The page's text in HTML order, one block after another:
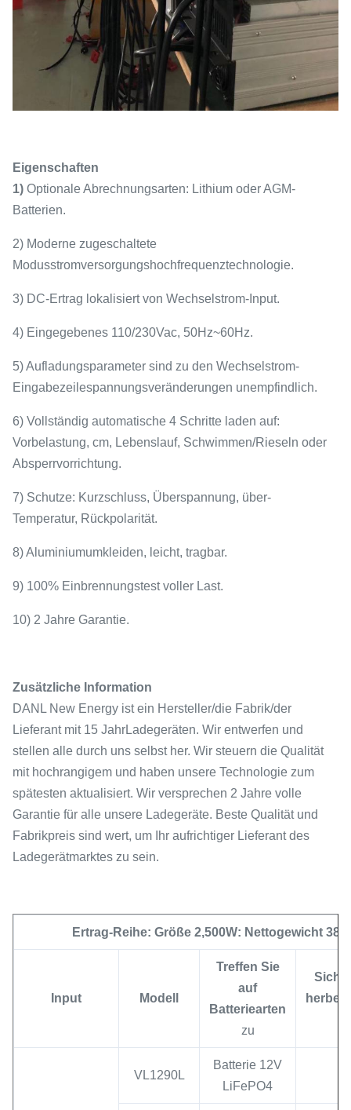
Eigenschaften
1) Optionale Abrechnungsarten: Lithium oder AGM-
Batterien.
2) Moderne zugeschaltete
Modusstromversorgungshochfrequenztechnologie.
3) DC-Ertrag lokalisiert von Wechselstrom-Input.
4) Eingegebenes 110/230Vac, 50Hz~60Hz.
5) Aufladungsparameter sind zu den Wechselstrom-
Eingabezeilespannungsveränderungen unempfindlich.
6) Vollständig automatische 4 Schritte laden auf:
Vorbelastung, cm, Lebenslauf, Schwimmen/Rieseln oder
Absperrvorrichtung.
7) Schutze: Kurzschluss, Überspannung, über-
Temperatur, Rückpolarität.
8) Aluminiumumkleiden, leicht, tragbar.
9) 100% Einbrennungstest voller Last.
10) 2 Jahre Garantie.
Zusätzliche Information
DANL New Energy ist ein Hersteller/die Fabrik/der
Lieferant mit 15 JahrLadegeräten. Wir entwerfen und
stellen alle durch uns selbst her. Wir steuern die Qualität
mit hochrangigem und haben unsere Technologie zum
spätesten aktualisiert. Wir versprechen 2 Jahre volle
Garantie für alle unsere Ladegeräte. Beste Qualität und
Fabrikpreis sind wert, um Ihr aufrichtiger Lieferant des
Ladegerätmarktes zu sein.
Ertrag-Reihe: Größe 2,500W: Nettogewicht
Input Modell
Treffen Sie
auf
Batteriearten
zu
Sich
VL1290L
Batterie 12V
LiFePO4